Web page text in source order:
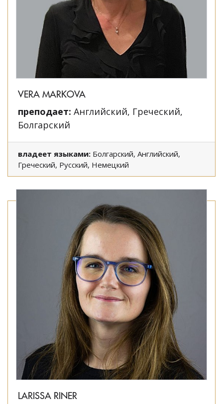
VERA MARKOVA
преподает: Английский, Греческий,
Болгарский
владеет языками: Болгарский, Английский,
Греческий, Русский, Немецкий
LARISSA RINER